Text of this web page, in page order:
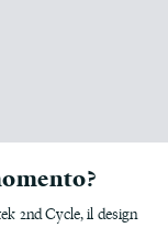
2nd Cycle, il design